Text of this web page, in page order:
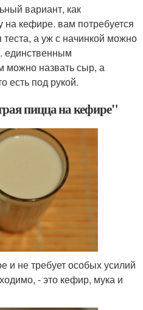
вариант, как
на кефире. вам потребуется
а уж с начинкой можно
единственным
можно назвать сыр, а
есть под рукой.
пицца на кефире"
и не требует особых усилий
- это кефир, мука и